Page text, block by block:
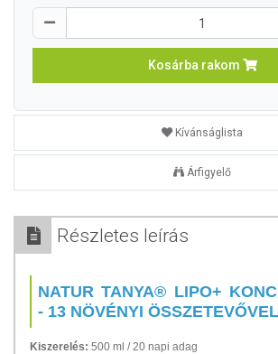
Kosárba rakom
Kívánságlista
Árfigyelő
Részletes leírás
NATUR TANYA® LIPO+
- 13 NÖVÉNYI ÖSSZETEVŐVEL
Kiszerelés: 500 ml / 20 napi adag